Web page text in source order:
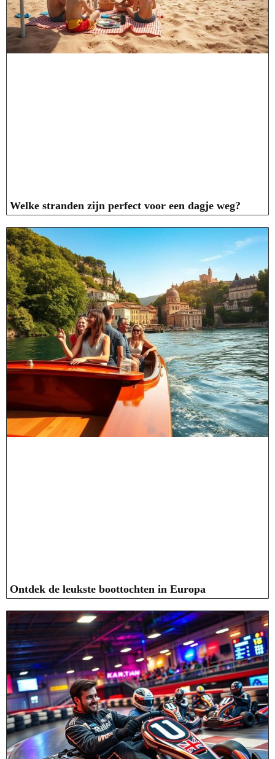
Welke stranden zijn perfect voor een dagje weg?
Ontdek de leukste boottochten in Europa